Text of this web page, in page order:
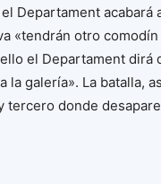
Departament acabará
«tendrán otro
el Departament dirá
la galería». La batalla,
tercero donde